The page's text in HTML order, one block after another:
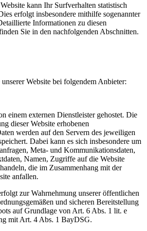
kann Ihr Surfverhalten statistisch
erfolgt insbesondere mithilfe sogenannter
Informationen zu diesen
Sie in den nachfolgenden Abschnitten.
Website bei folgendem Anbieter:
einem externen Dienstleister gehostet. Die
dieser Website erhobenen
werden auf den Servern des jeweiligen
Dabei kann es sich insbesondere um
Meta- und Kommunikationsdaten,
Namen, Zugriffe auf die Website
die im Zusammenhang mit der
anfallen.
zur Wahrnehmung unserer öffentlichen
und sicheren Bereitstellung
auf Grundlage von Art. 6 Abs. 1 lit. e
mit Art. 4 Abs. 1 BayDSG.